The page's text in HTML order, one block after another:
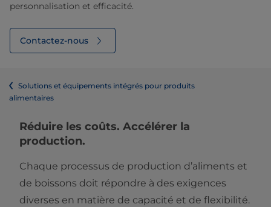
personnalisation et efficacité.
Contactez-nous
Solutions et équipements intégrés pour produits
alimentaires
Réduire les coûts. Accélérer la
production.
Chaque processus de production d’aliments et
de boissons doit répondre à des exigences
diverses en matière de capacité et de flexibilité.